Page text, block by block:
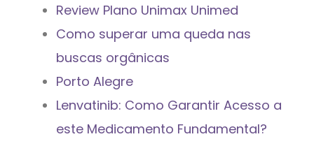
Review Plano Unimax Unimed
Como superar uma queda nas
buscas orgânicas
Porto Alegre
Lenvatinib: Como Garantir Acesso a
este Medicamento Fundamental?